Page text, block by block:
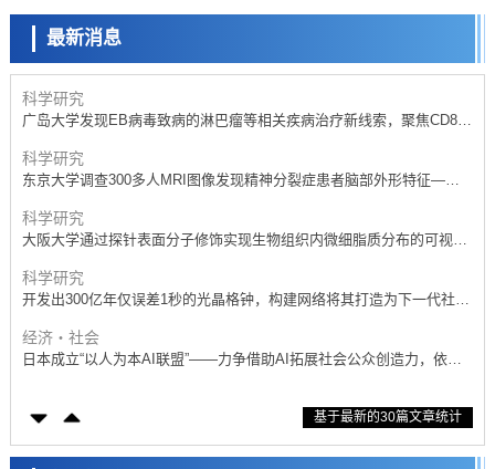
最新消息
政策
日本内阁会议通过《2026年综合创新战略》，将统筹推进科学研究与成
果转化
科学研究
广岛大学发现EB病毒致病的淋巴瘤等相关疾病治疗新线索，聚焦CD80
科学研究
东京大学调查300多人MRI图像发现精神分裂症患者脑部外形特征——
科学研究
大阪大学通过探针表面分子修饰实现生物组织内微细脂质分布的可视
科学研究
开发出300亿年仅误差1秒的光晶格钟，构建网络将其打造为下一代社会
经济・社会
日本成立“以人为本AI联盟”——力争借助AI拓展社会公众创造力，依托
大阪大学开发出膜脂质可视化工具，使脂质探针的高效开发成为可能
科学研究
基于最新的30篇文章统计